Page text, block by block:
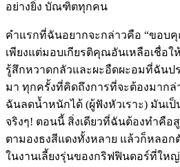
อย่างยิ่ง บัณฑิตทุกคน
คำแรกที่ฉันอยากจะกล่าวคือ “ขอบ
เพียงแต่มอบเกียรติคุณอันเหลือเชื่อ
รู้สึกหวาดกลัวและผะอืดผะอมที่ฉันป
มา ทุกครั้งที่คิดถึงการที่จะต้องมาก
ฉันลดน้ำหนักได้ (ผู้ฟังหัวเราะ) มันเ
จริงๆ! ตอนนี้ สิ่งเดียวที่ฉันต้องทำคือ
ตามองธงสีแดงทั้งหลาย แล้วก็หลอก
ในงานเลี้ยงรุ่นของกริฟฟินดอร์ที่ให